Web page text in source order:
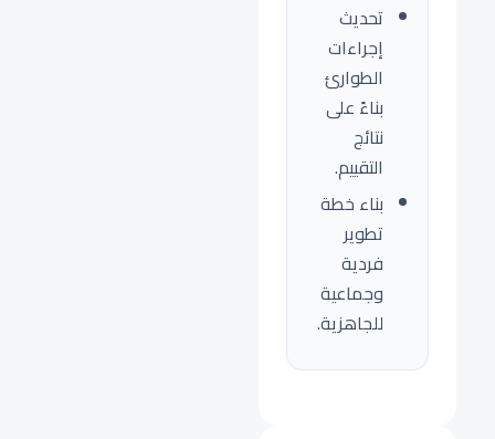
تحديث
إجراءات
الطوارئ
بناءً على
نتائج
التقييم.
بناء خطة
تطوير
فردية
وجماعية
للجاهزية.